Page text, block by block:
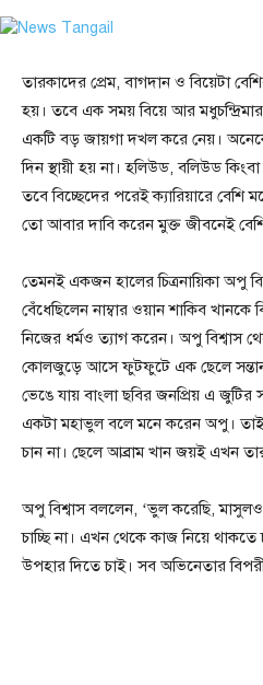
তারকাদের প্রেম, বাগদান ও বিয়েটা
হয়। তবে এক সময় বিয়ে আর
একটি বড় জায়গা দখল করে নেয়।
দিন স্থায়ী হয় না। হলিউড, বলিউড
তবে বিচ্ছেদের পরেই ক্যারিয়ারে
তো আবার দাবি করেন মুক্ত জীবনেই
তেমনই একজন হালের চিত্রনায়িকা অপু
বেঁধেছিলেন নাম্বার ওয়ান শাকিব খানকে
নিজের ধর্মও ত্যাগ করেন। অপু বিশ্বাস
কোলজুড়ে আসে ফুটফুটে এক ছেলে সন্তান।
ভেঙে যায় বাংলা ছবির জনপ্রিয় এ
একটা মহাভুল বলে মনে করেন অপু।
চান না। ছেলে আব্রাম খান জয়ই এখন
অপু বিশ্বাস বললেন, ‘ভুল করেছি,
চাচ্ছি না। এখন থেকে কাজ নিয়ে
উপহার দিতে চাই। সব অভিনেতার